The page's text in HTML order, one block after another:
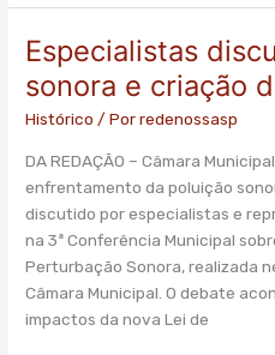
Especialistas
sonora e criação
Histórico / Porredenossasp
DA REDAÇÃO – Câmara
enfrentamento da poluição
discutido por especialistas e
na 3ª Conferência Municipal
Perturbação Sonora, realizada
Câmara Municipal. O debate
impactos da nova Lei de
Especialistas
discutem
poluição
sonora
criação
mapa